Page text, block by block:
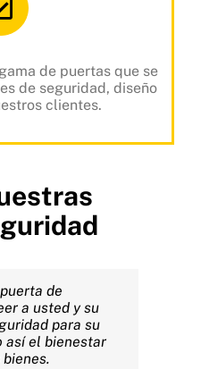
de puertas que se
de seguridad, diseño
clientes.
de
a usted y su
para su
así el bienestar